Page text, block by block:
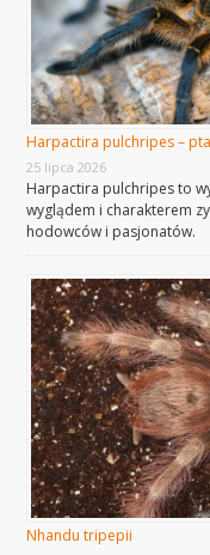
Harpactira pulchripes –
25 lipca 2026
Harpactira pulchripes to
wyglądem i charakterem
hodowców i pasjonatów.
Nhandu tripepii